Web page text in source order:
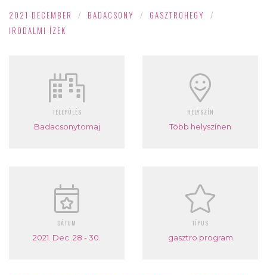
2021 DECEMBER / BADACSONY / GASZTROHEGY
/
IRODALMI ÍZEK
TELEPÜLÉS
Badacsonytomaj
HELYSZÍN
Több helyszínen
DÁTUM
2021. Dec. 28 - 30.
TÍPUS
gasztro program